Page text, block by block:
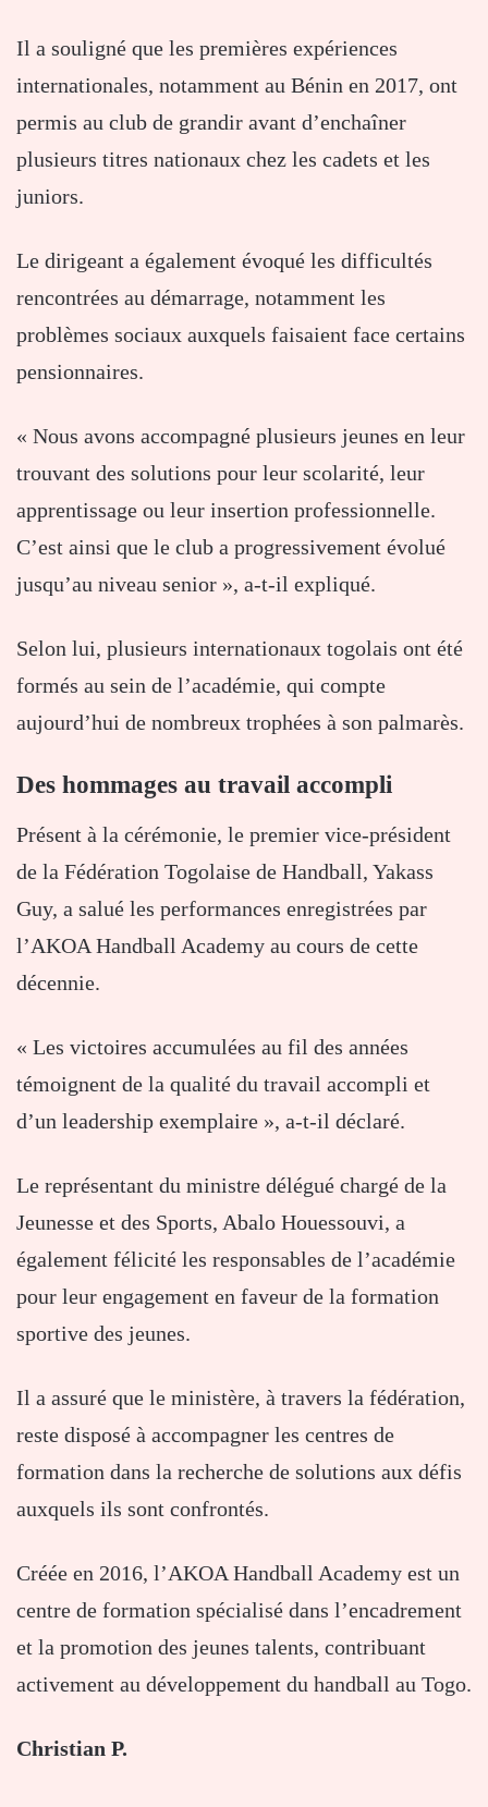
Il a souligné que les premières expériences
internationales, notamment au Bénin en 2017, ont
permis au club de grandir avant d’enchaîner
plusieurs titres nationaux chez les cadets et les
juniors.
Le dirigeant a également évoqué les difficultés
rencontrées au démarrage, notamment les
problèmes sociaux auxquels faisaient face certains
pensionnaires.
« Nous avons accompagné plusieurs jeunes en leur
trouvant des solutions pour leur scolarité, leur
apprentissage ou leur insertion professionnelle.
C’est ainsi que le club a progressivement évolué
jusqu’au niveau senior », a-t-il expliqué.
Selon lui, plusieurs internationaux togolais ont été
formés au sein de l’académie, qui compte
aujourd’hui de nombreux trophées à son palmarès.
Des hommages au travail accompli
Présent à la cérémonie, le premier vice-président
de la Fédération Togolaise de Handball, Yakass
Guy, a salué les performances enregistrées par
l’AKOA Handball Academy au cours de cette
décennie.
« Les victoires accumulées au fil des années
témoignent de la qualité du travail accompli et
d’un leadership exemplaire », a-t-il déclaré.
Le représentant du ministre délégué chargé de la
Jeunesse et des Sports, Abalo Houessouvi, a
également félicité les responsables de l’académie
pour leur engagement en faveur de la formation
sportive des jeunes.
Il a assuré que le ministère, à travers la fédération,
reste disposé à accompagner les centres de
formation dans la recherche de solutions aux défis
auxquels ils sont confrontés.
Créée en 2016, l’AKOA Handball Academy est un
centre de formation spécialisé dans l’encadrement
et la promotion des jeunes talents, contribuant
activement au développement du handball au Togo.
Christian P.